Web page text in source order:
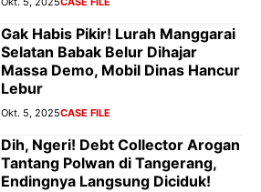
Gak Habis Pikir! Lurah Manggarai
Selatan Babak Belur Dihajar
Massa Demo, Mobil Dinas Hancur
Lebur
Okt. 5, 2025CASE FILE
Dih, Ngeri! Debt Collector Arogan
Tantang Polwan di Tangerang,
Endingnya Langsung Diciduk!